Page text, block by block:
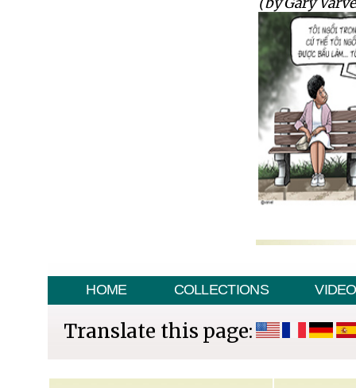
HOME COLLECTIONS VIDEO
Translate this page: